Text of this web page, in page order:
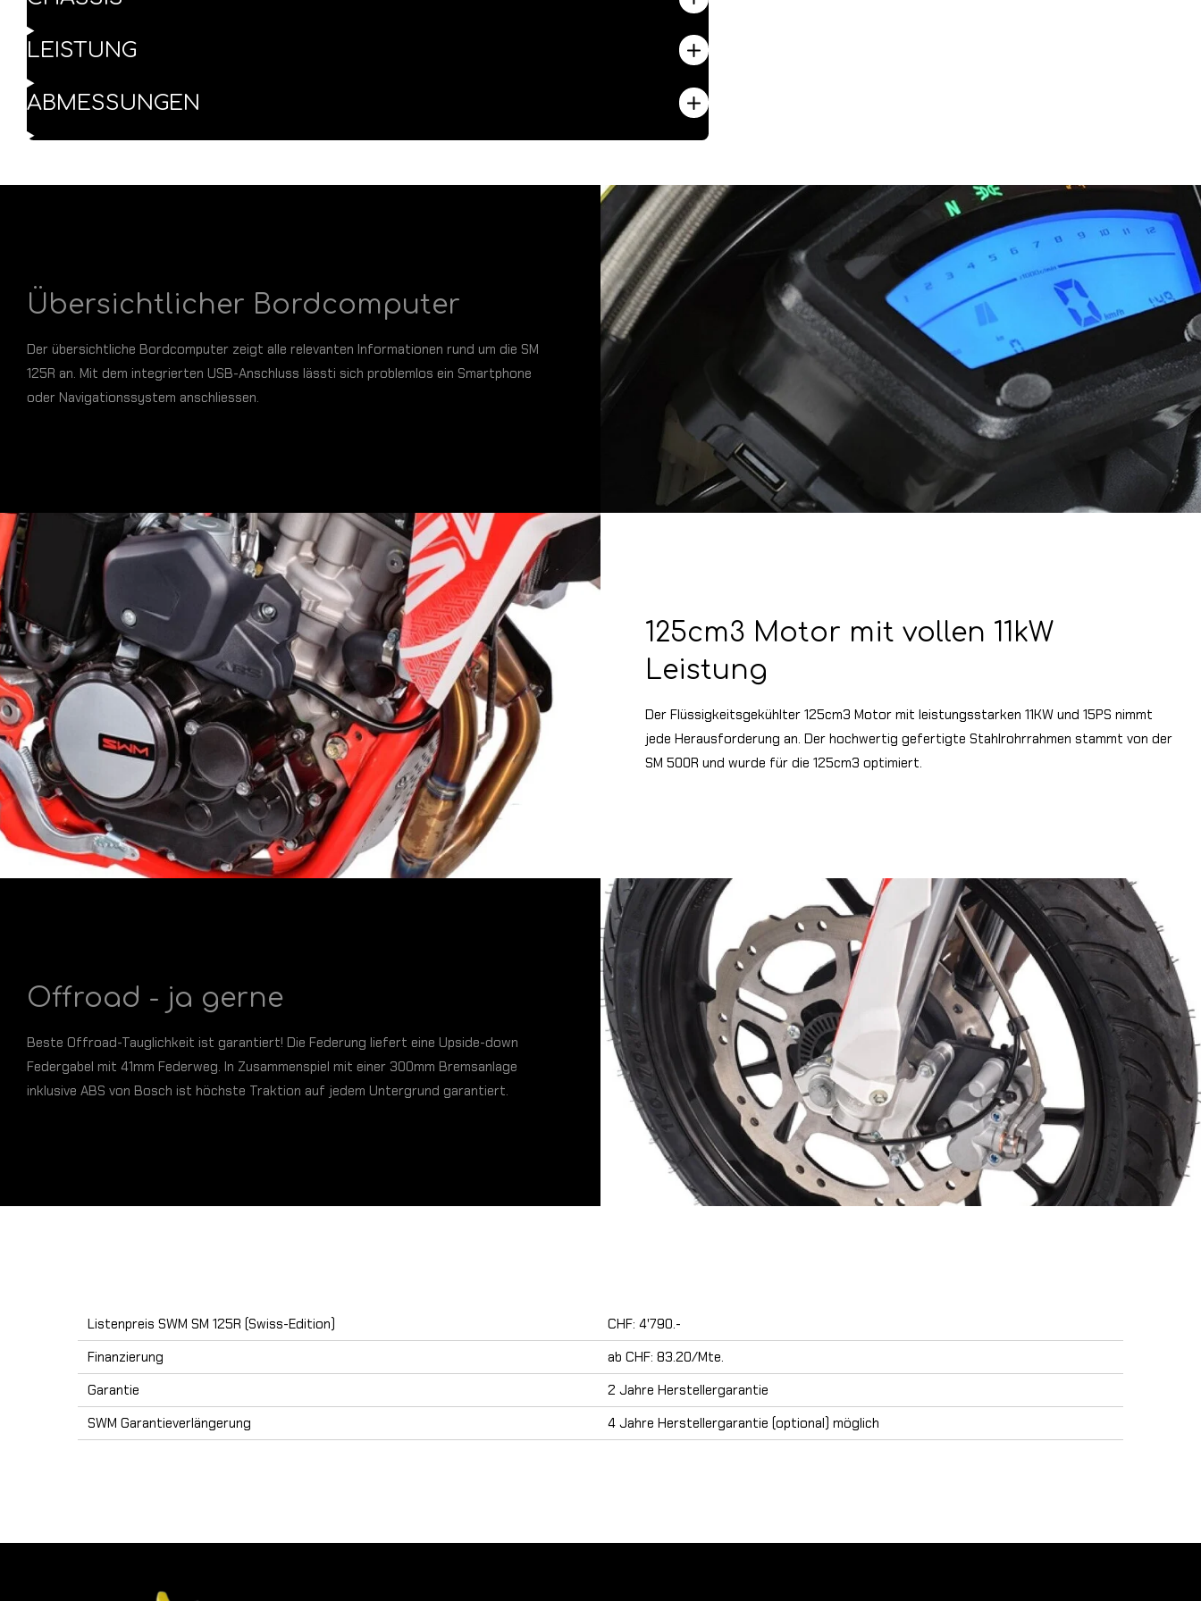
LEISTUNG
ABMESSUNGEN
Übersichtlicher Bordcomputer
Der übersichtliche Bordcomputer zeigt alle relevanten Informationen rund um die SM
125R an. Mit dem integrierten USB-Anschluss lässti sich problemlos ein Smartphone
oder Navigationssystem anschliessen.
125cm3 Motor mit vollen 11kW
Leistung
Der Flüssigkeitsgekühlter 125cm3 Motor mit leistungsstarken 11KW und 15PS nimmt
jede Herausforderung an. Der hochwertig gefertigte Stahlrohrrahmen stammt von der
SM 500R und wurde für die 125cm3 optimiert.
Offroad - ja gerne
Beste Offroad-Tauglichkeit ist garantiert! Die Federung liefert eine Upside-down
Federgabel mit 41mm Federweg. In Zusammenspiel mit einer 300mm Bremsanlage
inklusive ABS von Bosch ist höchste Traktion auf jedem Untergrund garantiert.
Listenpreis SWM SM 125R (Swiss-Edition)
CHF: 4'790.-
Finanzierung
ab CHF: 83.20/Mte.
Garantie
2 Jahre Herstellergarantie
SWM Garantieverlängerung
4 Jahre Herstellergarantie (optional) möglich